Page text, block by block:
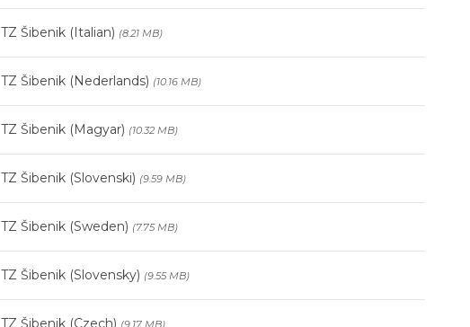
TZ Šibenik (Italian) (8.21 MB)
TZ Šibenik (Nederlands) (10.16 MB)
TZ Šibenik (Magyar) (10.32 MB)
TZ Šibenik (Slovenski) (9.59 MB)
TZ Šibenik (Sweden) (7.75 MB)
TZ Šibenik (Slovensky) (9.55 MB)
TZ Šibenik (Czech) (9.17 MB)